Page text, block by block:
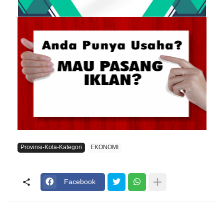
Provinsi-Kota-Kategori EKONOMI
Facebook